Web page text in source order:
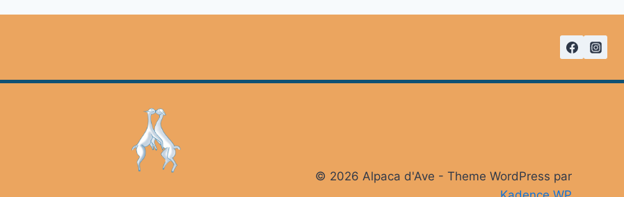
© 2026 Alpaca d'Ave - Theme WordPress par